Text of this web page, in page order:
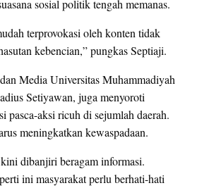
sosial politik tengah memanas.
terprovokasi oleh konten tidak
kebencian,” pungkas Septiaji.
Media Universitas Muhammadiyah
Setiyawan, juga menyoroti
pasca-aksi ricuh di sejumlah daerah.
meningkatkan kewaspadaan.
dibanjiri beragam informasi.
ini masyarakat perlu berhati-hati